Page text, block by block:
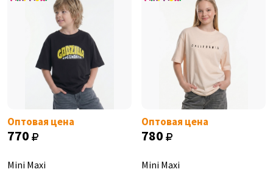
Оптовая цена
770
Mini Maxi
Оптовая цена
780
Mini Maxi